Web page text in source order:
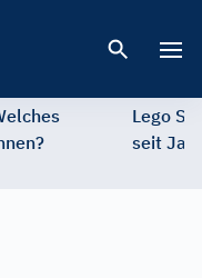
Lego
seit